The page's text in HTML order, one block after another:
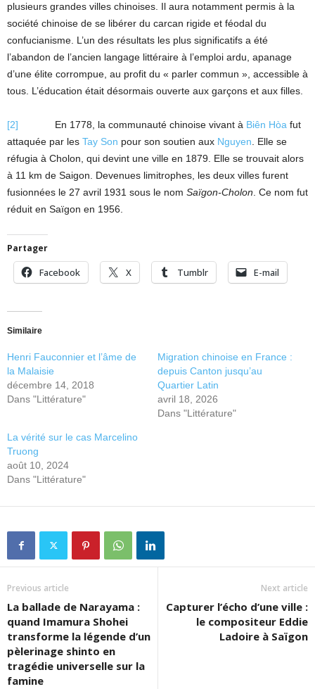
plusieurs grandes villes chinoises. Il aura notamment permis à la
société chinoise de se libérer du carcan rigide et féodal du
confucianisme. L’un des résultats les plus significatifs a été
l’abandon de l’ancien langage littéraire à l’emploi ardu, apanage
d’une élite corrompue, au profit du « parler commun », accessible à
tous. L’éducation était désormais ouverte aux garçons et aux filles.
[2] En 1778, la communauté chinoise vivant à Biên Hòa fut
attaquée par les Tay Son pour son soutien aux Nguyen . Elle se
réfugia à Cholon, qui devint une ville en 1879. Elle se trouvait alors
à 11 km de Saigon. Devenues limitrophes, les deux villes furent
fusionnées le 27 avril 1931 sous le nom Saïgon-Cholon . Ce nom fut
réduit en Saïgon en 1956.
Partager
Facebook X Tumblr E-mail
Similaire
Henri Fauconnier et l’âme de
la Malaisie
décembre 14, 2018
Dans "Littérature"
Migration chinoise en France :
depuis Canton jusqu’au
Quartier Latin
avril 18, 2026
Dans "Littérature"
La vérité sur le cas Marcelino
Truong
août 10, 2024
Dans "Littérature"
Previous article
La ballade de Narayama :
quand Imamura Shohei
transforme la légende d’un
pèlerinage shinto en
tragédie universelle sur la
famine
Next article
Capturer l’écho d’une ville :
le compositeur Eddie
Ladoire à Saïgon